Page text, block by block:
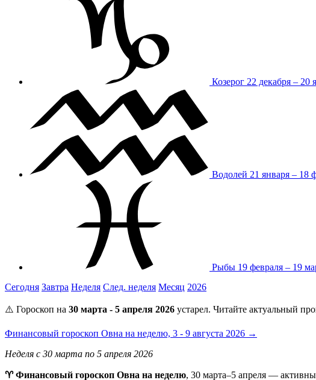
Козерог 22 декабря – 20
Водолей 21 января – 18
Рыбы 19 февраля – 19
Сегодня Завтра Неделя След. неделя Месяц 2026
⚠️ Гороскоп на 30 марта - 5 апреля 2026 устарел. Читайте актуальный
Финансовый гороскоп Овна на неделю, 3 - 9 августа 2026 →
Неделя с 30 марта по 5 апреля 2026
♈ Финансовый гороскоп Овна на неделю, 30 марта–5 апреля —